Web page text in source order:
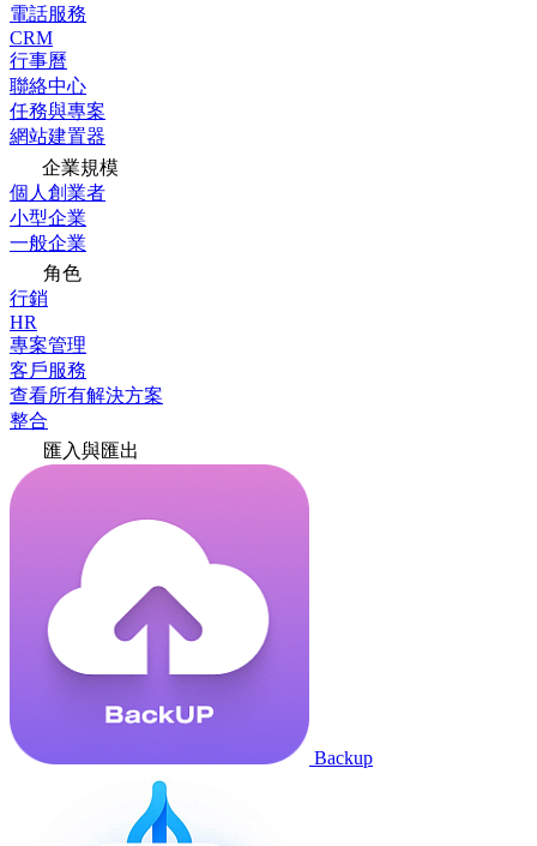
電話服務
CRM
行事曆
聯絡中心
任務與專案
網站建置器
企業規模
個人創業者
小型企業
一般企業
角色
行銷
HR
專案管理
客戶服務
查看所有解決方案
整合
匯入與匯出
Backup